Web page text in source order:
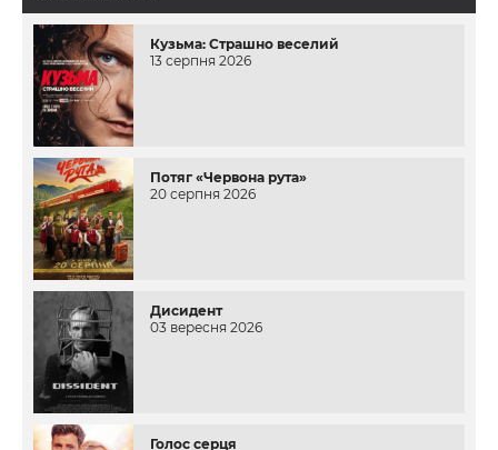
Кузьма: Страшно веселий
13 серпня 2026
Потяг «Червона рута»
20 серпня 2026
Дисидент
03 вересня 2026
Голос серця